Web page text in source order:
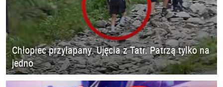
Chłopiec przyłapany. Ujęcia z Tatr. Patrzą tylko na
jedno